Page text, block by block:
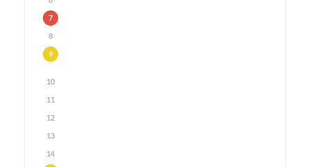
7
8
9
10
11
12
13
14